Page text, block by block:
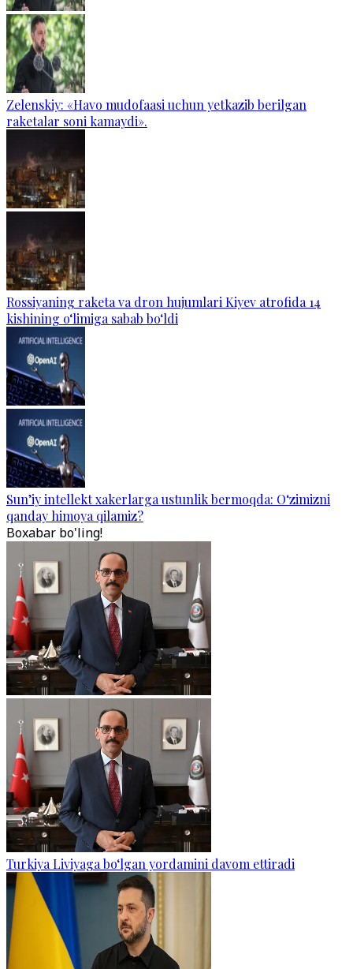
Zelenskiy: «Havo mudofaasi uchun yetkazib berilgan
raketalar soni kamaydi».
Rossiyaning raketa va dron hujumlari Kiyev atrofida 14
kishining o‘limiga sabab bo‘ldi
Sun’iy intellekt xakerlarga ustunlik bermoqda: O‘zimizni
qanday himoya qilamiz?
Boxabar bo'ling!
Turkiya Liviyaga bo‘lgan yordamini davom ettiradi